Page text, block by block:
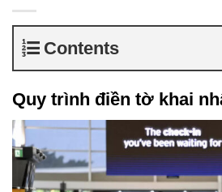
Contents
Quy trình điền tờ khai